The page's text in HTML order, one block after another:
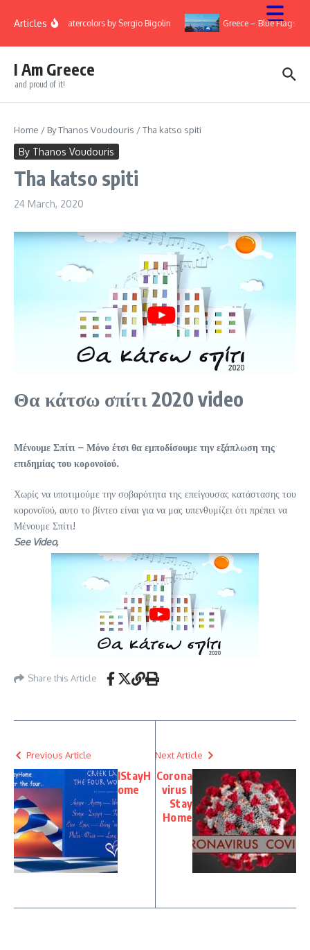
Articles
Watercolors by Sergio Bigolin Greece – Blue Flags
I Am Greece
and proud of it!
Home / By Thanos Voudouris /Tha katso spiti
By Thanos Voudouris
Tha katso spiti
24 March, 2020
Θα κάτσω σπίτι 2020video
Μένουμε Σπίτι – Μόνο έτσι θα εμποδίσουμε την εξάπλωση της
επιδημίας του κορονοϊού.
Χωρίς να υποτιμούμε την σοβαρότητα της επείγουσας κατάστασης του
κορονοϊού, αυτο το βίντεο είναι για να μας υπενθυμίζει ότι πρέπει να
Μένουμε Σπίτι!
See Video,
Share this Article
Previous Article
IStayH
ome
Next Article
Corona
virus I
Stay
Home